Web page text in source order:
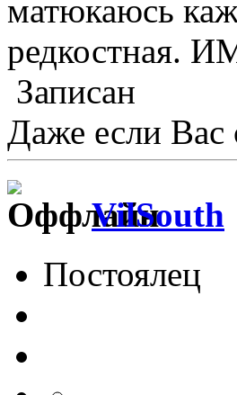
матюкаюсь
редкостная.
Записан
Даже если Вас
VilSouth
Постоялец